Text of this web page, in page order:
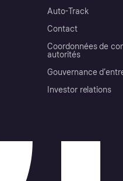
Auto-Track
Contact
Coordonnées de
autorités
Gouvernance
Investor relations